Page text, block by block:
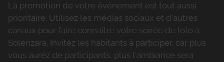
La promotion de votre événement est tout aussi
prioritaire. Utilisez les médias sociaux et d'autres
canaux pour faire connaître votre soirée de loto à
Solenzara. Invitez les habitants à participer, car plus
vous aurez de participants, plus l'ambiance sera